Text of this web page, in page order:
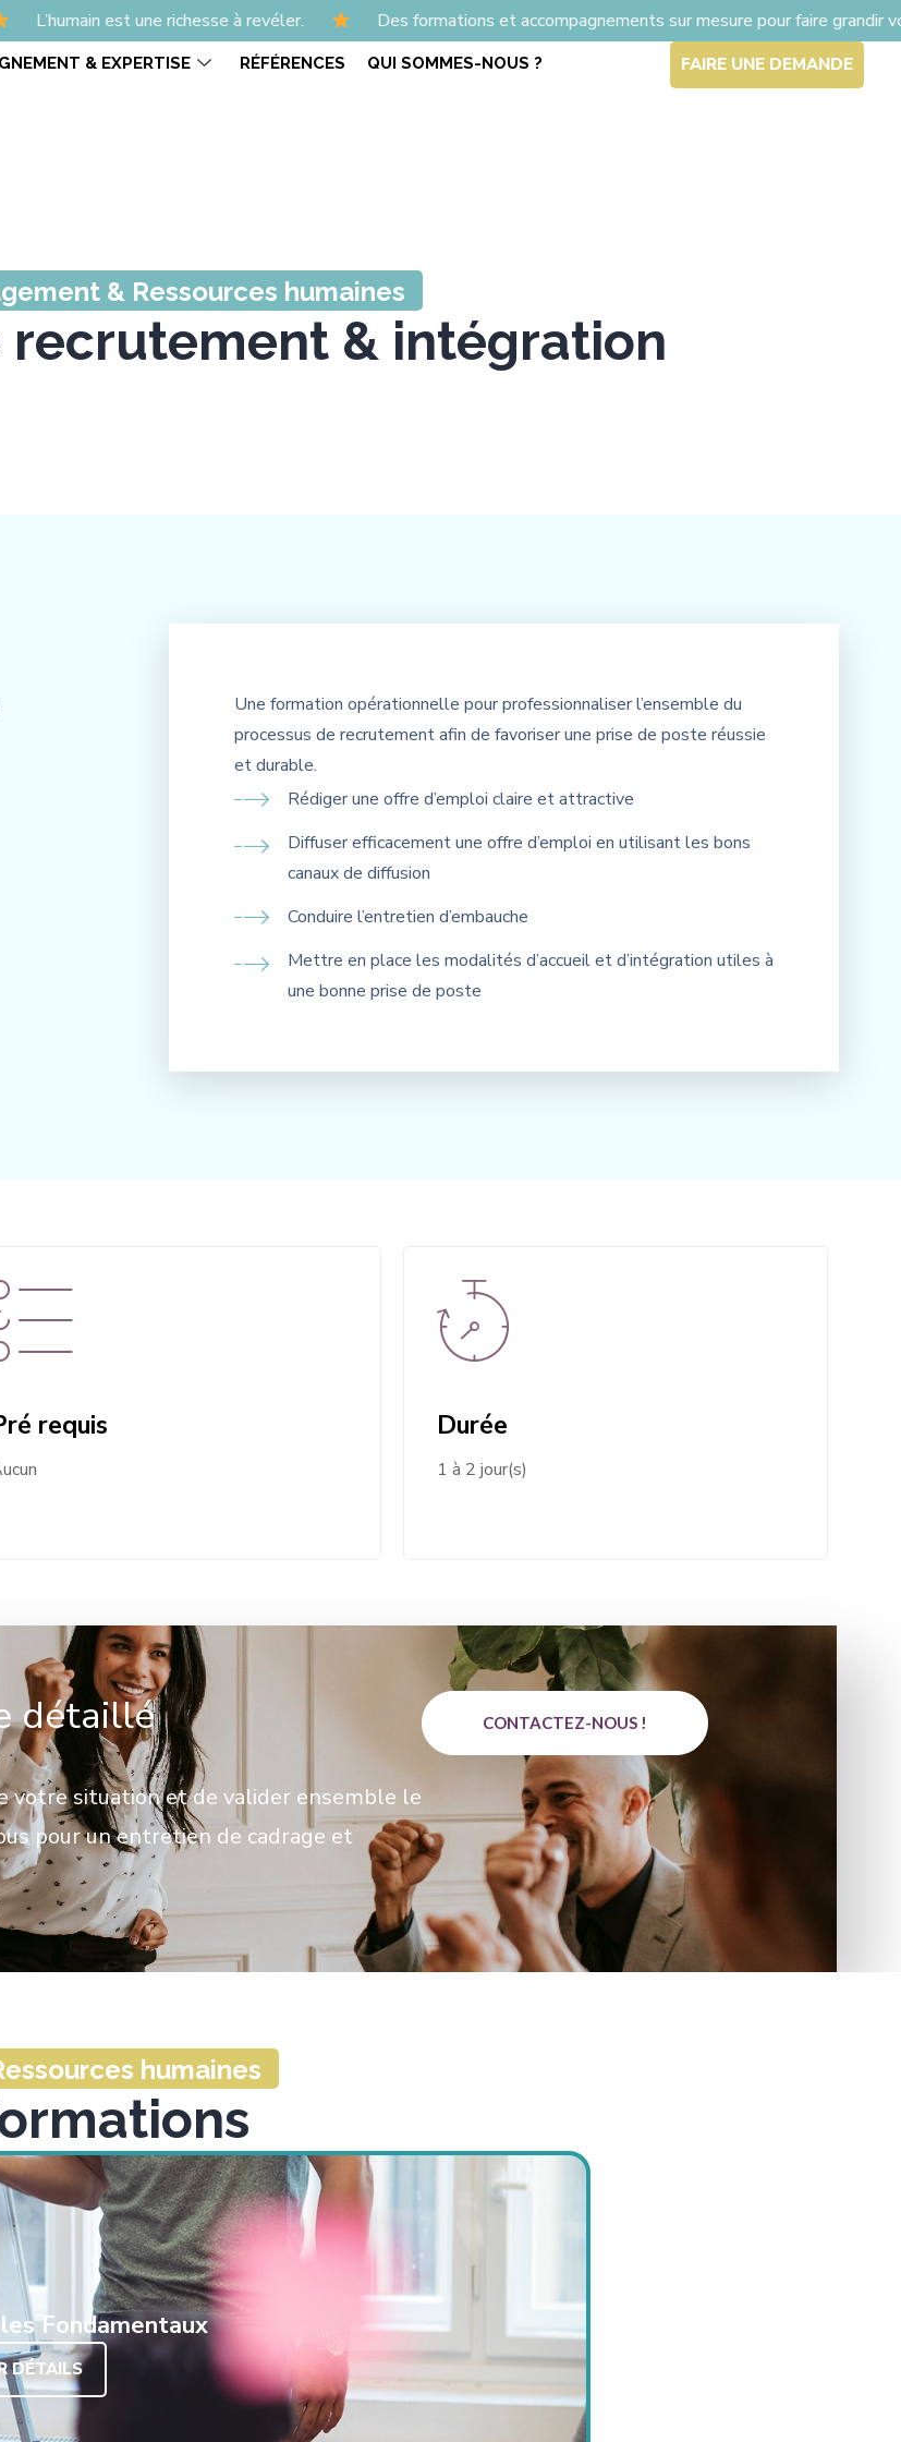
une richesse à revéler. Des formations et accompagnements sur mesure pour faire grandir vos équipes
& EXPERTISE RÉFÉRENCES QUI SOMMES-NOUS ? FAIRE UNE DEMANDE
& Ressources humaines
recrutement & intégration
Une formation opérationnelle pour professionnaliser l’ensemble du
processus de recrutement afin de favoriser une prise de poste réussie
et durable.
Rédiger une offre d’emploi claire et attractive
Diffuser efficacement une offre d’emploi en utilisant les bons
canaux de diffusion
Conduire l’entretien d’embauche
Mettre en place les modalités d’accueil et d’intégration utiles à
une bonne prise de poste
requis Durée
1 à 2 jour(s)
détaillé
votre situation et de valider ensemble le
pour un entretien de cadrage et
CONTACTEZ-NOUS !
humaines
Fondamentaux
DÉTAILS